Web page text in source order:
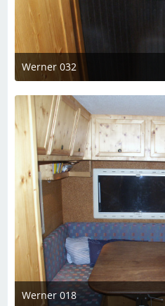
Werner 032
7. März 2023 um 19:08
Werner 018